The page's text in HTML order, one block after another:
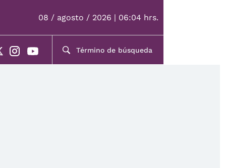
08 / agosto / 2026 | 06:04 hrs.